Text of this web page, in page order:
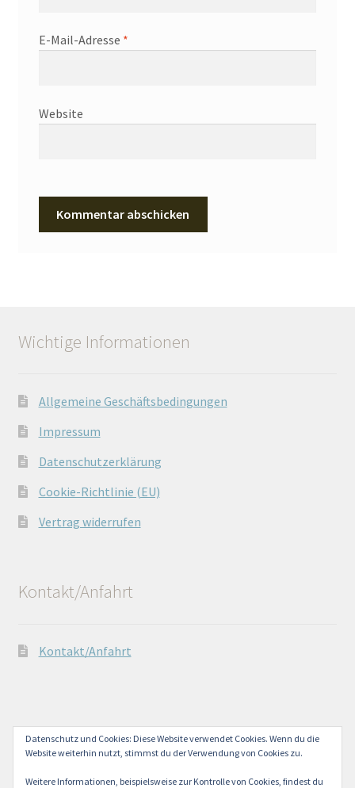
E-Mail-Adresse *
Website
Wichtige Informationen
Allgemeine Geschäftsbedingungen
Impressum
Datenschutzerklärung
Cookie-Richtlinie (EU)
Vertrag widerrufen
Kontakt/Anfahrt
Kontakt/Anfahrt
© Lechtaler Naturwerkstatt 2026
Datenschutz und Cookies: Diese Website verwendet Cookies. Wenn du die
Website weiterhin nutzt, stimmst du der Verwendung von Cookies zu.
Weitere Informationen, beispielsweise zur Kontrolle von Cookies, findest du